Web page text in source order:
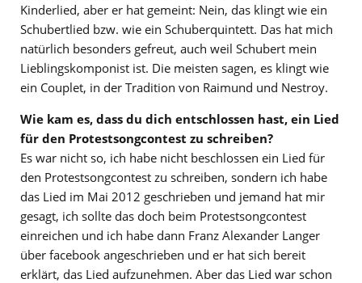
Kinderlied, aber er hat gemeint: Nein, das klingt wie ein
Schubertlied bzw. wie ein Schuberquintett. Das hat mich
natürlich besonders gefreut, auch weil Schubert mein
Lieblingskomponist ist. Die meisten sagen, es klingt wie
ein Couplet, in der Tradition von Raimund und Nestroy.
Wie kam es, dass du dich entschlossen hast, ein Lied
für den Protestsongcontest zu schreiben?
Es war nicht so, ich habe nicht beschlossen ein Lied für
den Protestsongcontest zu schreiben, sondern ich habe
das Lied im Mai 2012 geschrieben und jemand hat mir
gesagt, ich sollte das doch beim Protestsongcontest
einreichen und ich habe dann Franz Alexander Langer
über facebook angeschrieben und er hat sich bereit
erklärt, das Lied aufzunehmen. Aber das Lied war schon